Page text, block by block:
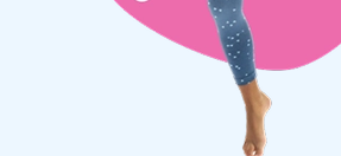
unieke opblaasattracties en een
service. Wij zijn niet voor niks een
leverancier van inflatables. Voor je
ga je dus naar JB Inflatables!